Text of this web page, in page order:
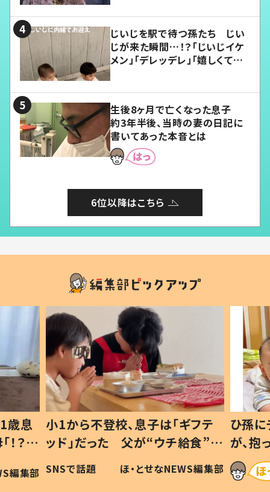
じいじを駅で待つ孫たち じい
じが来た瞬間…！？「じいじイケ
メン」「デレッデレ」「嬉しくて可
生後8ヶ月で亡くなった息子
約3年半後、当時の妻の日記に
書いてあった本音とは
6位以降はこちら
歳息
？」
編集部
小1から不登校、息子は「ギフテ
ッド」だった 父が“ウチ給食”を
作り続ける理由とは #令和の親
#令和の子
SNSで話題 ほ・とせなNEWS編集部
ひ孫
が、
「涙が
い」